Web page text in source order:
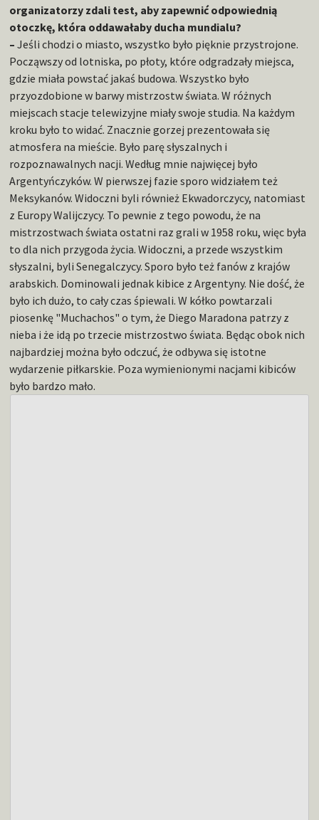
organizatorzy zdali test, aby zapewnić odpowiednią
otoczkę, która oddawałaby ducha mundialu?
–Jeśli chodzi o miasto, wszystko było pięknie przystrojone.
Począwszy od lotniska, po płoty, które odgradzały miejsca,
gdzie miała powstać jakaś budowa. Wszystko było
przyozdobione w barwy mistrzostw świata. W różnych
miejscach stacje telewizyjne miały swoje studia. Na każdym
kroku było to widać. Znacznie gorzej prezentowała się
atmosfera na mieście. Było parę słyszalnych i
rozpoznawalnych nacji. Według mnie najwięcej było
Argentyńczyków. W pierwszej fazie sporo widziałem też
Meksykanów. Widoczni byli również Ekwadorczycy, natomiast
z Europy Walijczycy. To pewnie z tego powodu, że na
mistrzostwach świata ostatni raz grali w 1958 roku, więc była
to dla nich przygoda życia. Widoczni, a przede wszystkim
słyszalni, byli Senegalczycy. Sporo było też fanów z krajów
arabskich. Dominowali jednak kibice z Argentyny. Nie dość, że
było ich dużo, to cały czas śpiewali. W kółko powtarzali
piosenkę "Muchachos" o tym, że Diego Maradona patrzy z
nieba i że idą po trzecie mistrzostwo świata. Będąc obok nich
najbardziej można było odczuć, że odbywa się istotne
wydarzenie piłkarskie. Poza wymienionymi nacjami kibiców
było bardzo mało.